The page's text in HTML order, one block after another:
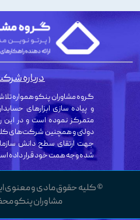
© کلیه حقوق مادی و معنوی
مشاوران پنکو
گروه مشاوران پنکو همواره
و پیاده سازی ابزارهای
متمرکز نموده است و در
دولتی و همچنین شرکت‌های
جهت ارتقای سطح دانش
شده وجه همت خود قرار داده
درباره